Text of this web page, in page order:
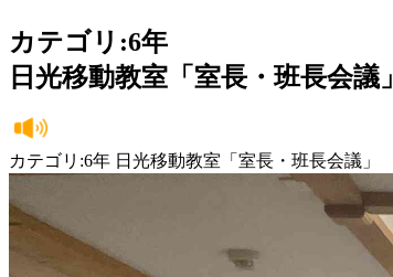
カテゴリ:6年
日光移動教室「室長・班長会議」
カテゴリ:6年 日光移動教室「室長・班長会議」